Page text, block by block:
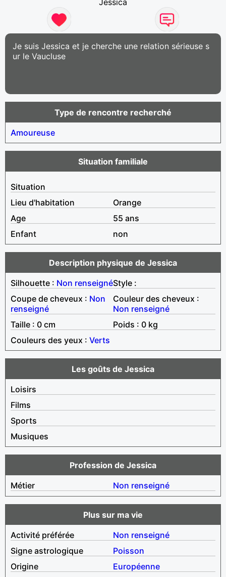
Je suis Jessica et je cherche une relation sérieuse s
ur le Vaucluse
Type de rencontre recherché
Amoureuse
Situation familiale
Situation
Lieu d'habitation
Orange
Age
55 ans
Enfant
non
Description physique de Jessica
Silhouette : Non renseignéStyle :
Coupe de cheveux : Non
renseigné
Couleur des cheveux :
Non renseigné
Taille : 0 cm
Poids : 0 kg
Couleurs des yeux : Verts
Les goûts de Jessica
Loisirs
Films
Sports
Musiques
Profession de Jessica
Métier
Non renseigné
Plus sur ma vie
Activité préférée
Non renseigné
Signe astrologique
Poisson
Origine
Européenne